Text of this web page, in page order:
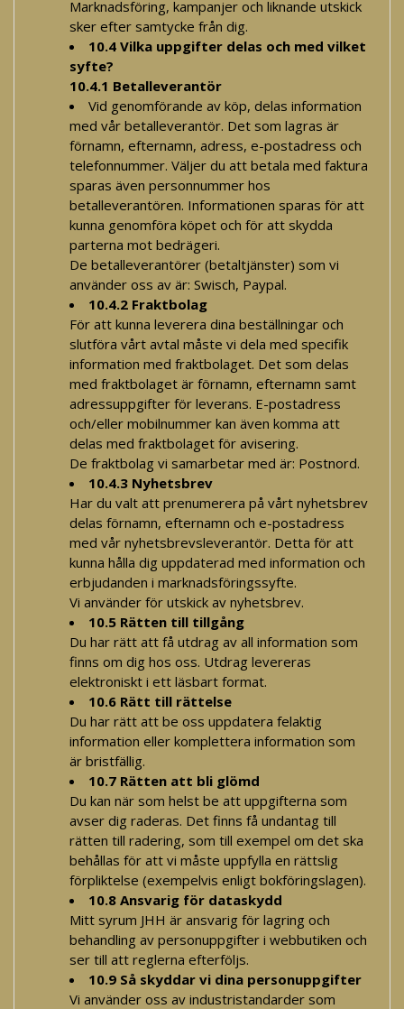
Marknadsföring, kampanjer och liknande utskick
sker efter samtycke från dig.
10.4 Vilka uppgifter delas och med vilket
syfte?
10.4.1 Betalleverantör
Vid genomförande av köp, delas information
med vår betalleverantör. Det som lagras är
förnamn, efternamn, adress, e-postadress och
telefonnummer. Väljer du att betala med faktura
sparas även personnummer hos
betalleverantören. Informationen sparas för att
kunna genomföra köpet och för att skydda
parterna mot bedrägeri.
De betalleverantörer (betaltjänster) som vi
använder oss av är: Swisch, Paypal.
10.4.2 Fraktbolag
För att kunna leverera dina beställningar och
slutföra vårt avtal måste vi dela med specifik
information med fraktbolaget. Det som delas
med fraktbolaget är förnamn, efternamn samt
adressuppgifter för leverans. E-postadress
och/eller mobilnummer kan även komma att
delas med fraktbolaget för avisering.
De fraktbolag vi samarbetar med är: Postnord.
10.4.3 Nyhetsbrev
Har du valt att prenumerera på vårt nyhetsbrev
delas förnamn, efternamn och e-postadress
med vår nyhetsbrevsleverantör. Detta för att
kunna hålla dig uppdaterad med information och
erbjudanden i marknadsföringssyfte.
Vi använder för utskick av nyhetsbrev.
10.5 Rätten till tillgång
Du har rätt att få utdrag av all information som
finns om dig hos oss. Utdrag levereras
elektroniskt i ett läsbart format.
10.6 Rätt till rättelse
Du har rätt att be oss uppdatera felaktig
information eller komplettera information som
är bristfällig.
10.7 Rätten att bli glömd
Du kan när som helst be att uppgifterna som
avser dig raderas. Det finns få undantag till
rätten till radering, som till exempel om det ska
behållas för att vi måste uppfylla en rättslig
förpliktelse (exempelvis enligt bokföringslagen).
10.8 Ansvarig för dataskydd
Mitt syrum JHH är ansvarig för lagring och
behandling av personuppgifter i webbutiken och
ser till att reglerna efterföljs.
10.9 Så skyddar vi dina personuppgifter
Vi använder oss av industristandarder som